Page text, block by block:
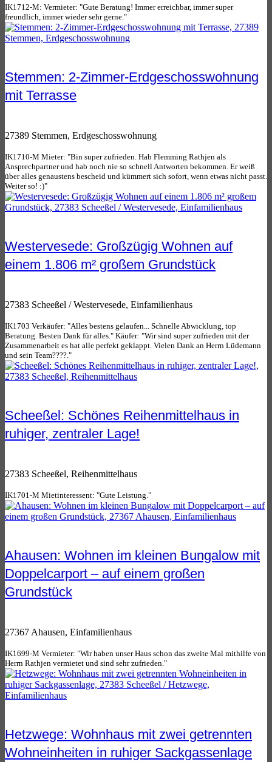
IK1712-M: Vermieter: "Gute Beratung! Immer erreichbar, immer super
freundlich, immer wieder sehr gerne."
Stemmen: 2-Zimmer-Erdgeschosswohnung
mit Terrasse
27389 Stemmen, Erdgeschosswohnung
IK1710-M Mieter: "Bin super zufrieden. Hab Flemming Rathjen als
Ansprechpartner und hab noch nie so schnell Antworten bekommen. Er weiß
über alles genaustens bescheid und kümmert sich sofort, wenn etwas nicht passt.
Weiter so! :)"
Westervesede: Großzügig Wohnen auf
einem 1.806 m² großem Grundstück
27383 Scheeßel / Westervesede, Einfamilienhaus
IK1703 Verkäufer: "Alles bestens gelaufen... Schnelle Abwicklung, top
Beratung. Besten Dank für alles." Käufer: "Wir sind super zufrieden mit der
Zusammenarbeit es hat alle perfekt geklappt. Vielen Dank an Herrn Lüdemann
und sein Team????."
Scheeßel: Schönes Reihenmittelhaus in
ruhiger, zentraler Lage!
27383 Scheeßel, Reihenmittelhaus
IK1701-M Mietinteressent: "Gute Leistung."
Ahausen: Wohnen im kleinen Bungalow mit
Doppelcarport – auf einem großen
Grundstück
27367 Ahausen, Einfamilienhaus
IK1699-M Vermieter: "Wir haben unser Haus schon das zweite Mal mithilfe von
Herrn Rathjen vermietet und sind sehr zufrieden."
Hetzwege: Wohnhaus mit zwei getrennten
Wohneinheiten in ruhiger Sackgassenlage